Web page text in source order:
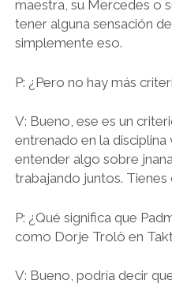
maestra, su Mercedes o
tener alguna sensación
simplemente eso.
P: ¿Pero no hay más
V: Bueno, ese es un
entrenado en la disciplina
entender algo sobre
trabajando juntos.
P: ¿Qué significa que
como Dorje Trolö en
V: Bueno, podría decir